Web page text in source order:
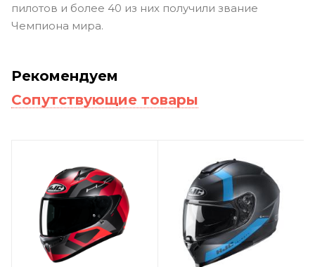
пилотов и более 40 из них получили звание
Чемпиона мира.
Рекомендуем
Сопутствующие товары